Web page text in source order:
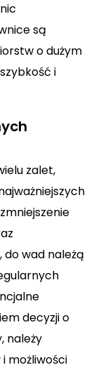
są
o dużym
i
zalet,
do wad należą
decyzji o
należy
możliwości